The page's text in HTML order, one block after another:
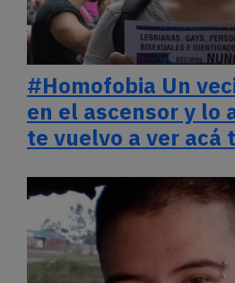
ES
#Homofobia Un
en el ascensor y lo
te vuelvo a ver acá